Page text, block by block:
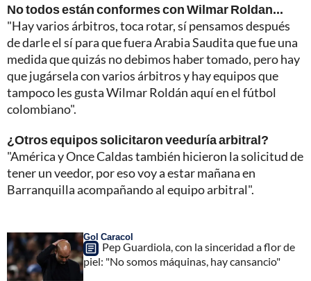
No todos están conformes con Wilmar Roldan...
"Hay varios árbitros, toca rotar, sí pensamos después
de darle el sí para que fuera Arabia Saudita que fue una
medida que quizás no debimos haber tomado, pero hay
que jugársela con varios árbitros y hay equipos que
tampoco les gusta Wilmar Roldán aquí en el fútbol
colombiano".
¿Otros equipos solicitaron veeduría arbitral?
"América y Once Caldas también hicieron la solicitud de
tener un veedor, por eso voy a estar mañana en
Barranquilla acompañando al equipo arbitral".
Gol Caracol
Pep Guardiola, con la sinceridad a flor de
piel: "No somos máquinas, hay cansancio"